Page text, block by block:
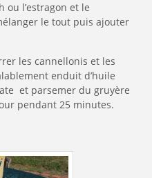
ou l’estragon et le
le tout puis ajouter
les cannellonis et les
enduit d’huile
et parsemer du gruyère
pendant 25 minutes.